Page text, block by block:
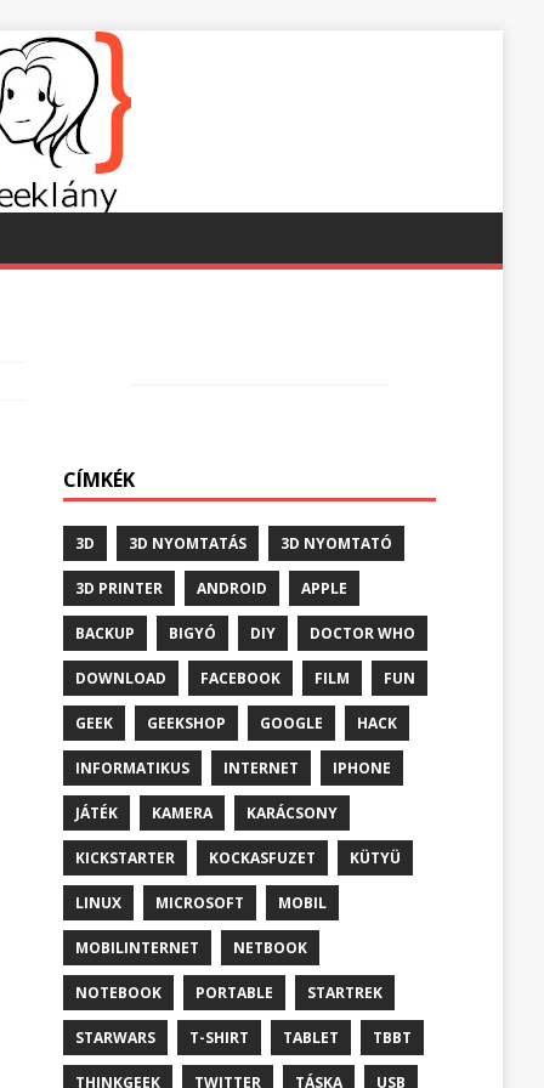
CÍMKÉK
3D 3D NYOMTATÁS 3D NYOMTATÓ
3D PRINTER ANDROID APPLE
BACKUP BIGYÓ DIY DOCTOR WHO
DOWNLOAD FACEBOOK FILM FUN
GEEK GEEKSHOP GOOGLE HACK
INFORMATIKUS INTERNET IPHONE
JÁTÉK KAMERA KARÁCSONY
KICKSTARTER KOCKASFUZET KÜTYÜ
LINUX MICROSOFT MOBIL
MOBILINTERNET NETBOOK
NOTEBOOK PORTABLE STARTREK
STARWARS T-SHIRT TABLET TBBT
THINKGEEK TWITTER TÁSKA USB